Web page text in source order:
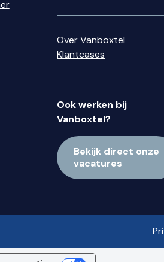
Over Vanboxtel
Klantcases
Ook werken bij
Vanboxtel?
Bekijk direct onze
vacatures